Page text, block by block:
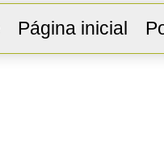
Página inicial